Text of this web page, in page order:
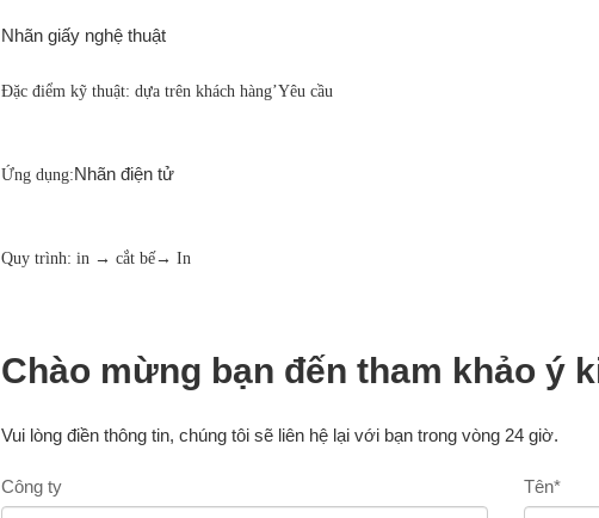
Nhãn giấy nghệ thuật
Đặc điểm kỹ thuật: dựa trên khách hàng’Yêu cầu
Ứng dụng:Nhãn điện tử
Quy trình: in → cắt bế→ In
Chào mừng bạn đến tham khảo ý
Vui lòng điền thông tin, chúng tôi sẽ liên hệ lại với bạn trong vòng 24 giờ.
Công ty Tên*